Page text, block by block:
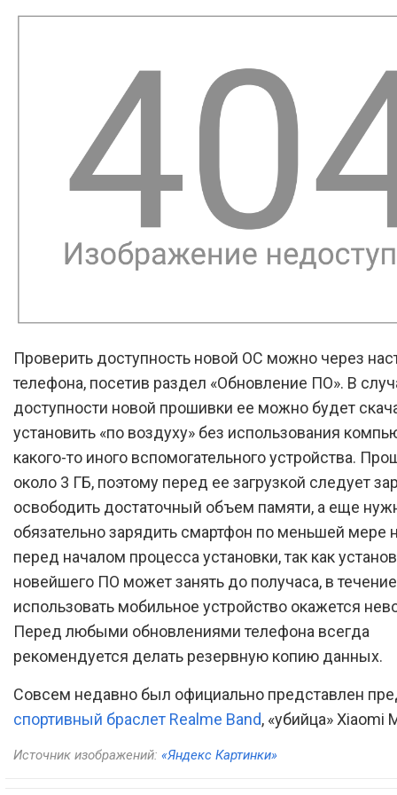
Проверить доступность новой ОС можно через
телефона, посетив раздел «Обновление ПО». В
доступности новой прошивки ее можно будет
установить «по воздуху» без использования
какого-то иного вспомогательного устройства.
около 3 ГБ, поэтому перед ее загрузкой следует
освободить достаточный объем памяти, а еще
обязательно зарядить смартфон по меньшей мере
перед началом процесса установки, так как
новейшего ПО может занять до получаса, в
использовать мобильное устройство окажется
Перед любыми обновлениями телефона всегда
рекомендуется делать резервную копию данных.
Совсем недавно был официально представлен
спортивный браслет Realme Band, «убийца» Xiaomi
Источник изображений: «Яндекс Картинки»